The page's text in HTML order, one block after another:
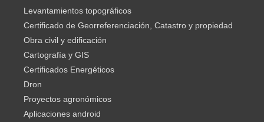
Levantamientos topográficos
Certificado de Georreferenciación, Catastro y propiedad
Obra civil y edificación
Cartografía y GIS
Certificados Energéticos
Dron
Proyectos agronómicos
Aplicaciones android